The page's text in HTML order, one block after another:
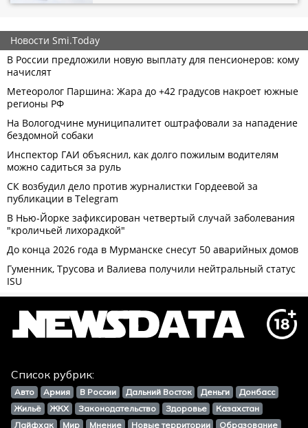
Список рубрик:
Авто Армия В России Дальний Восток Деньги
Донбасс
Жильё
ЖКХ Законодательство Здоровье
Казахстан
Лайфхак
Мир Мнение Новые территории Образование